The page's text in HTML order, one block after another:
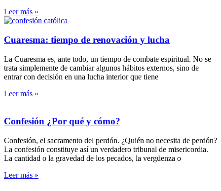
Leer más »
Cuaresma: tiempo de renovación y lucha
La Cuaresma es, ante todo, un tiempo de combate espiritual. No se
trata simplemente de cambiar algunos hábitos externos, sino de
entrar con decisión en una lucha interior que tiene
Leer más »
Confesión ¿Por qué y cómo?
Confesión, el sacramento del perdón. ¿Quién no necesita de perdón?
La confesión constituye así un verdadero tribunal de misericordia.
La cantidad o la gravedad de los pecados, la vergüenza o
Leer más »